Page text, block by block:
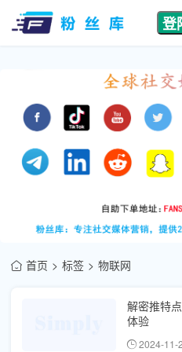
登
首页 标签 物联网
解密推特
体验
2024-11-